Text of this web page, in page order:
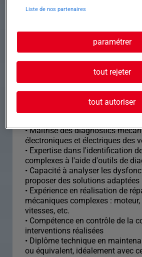
mécaniques complexes
Profil
êtes un/e technicien/ne expert/e
diagnostics automobiles avec 3 à
• Maîtrise des diagnostics
électroniques et électriques des
• Expertise dans l'identification
complexes à l'aide d'outils de
• Capacité à analyser les
proposer des solutions adaptées
• Expérience en réalisation de
mécaniques complexes :
vitesses, etc.
• Compétence en contrôle de la
interventions réalisées
• Diplôme technique en
ou équivalent, idéalement avec
Liste de nos partenaires
paramétrer
tout rejeter
tout autoriser